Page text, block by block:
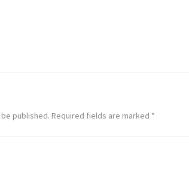
published. Required fields are marked *